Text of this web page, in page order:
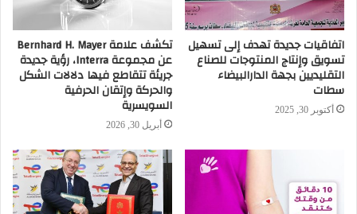
اتفاقيات جديدة تهدف إلى تسهيل
تسويق وإنتاج المنتوجات للصناع
التقليديين بجهة الدارالبيضاء
سطات
أكتوبر 30, 2025
تكشف علامة Bernhard H. Mayer
عن مجموعة Interra، رؤية جديدة
جريئة تتقاطع فيها دلالات الشكل
والحركة وإتقان الحرفية
السويسرية
أبريل 30, 2026